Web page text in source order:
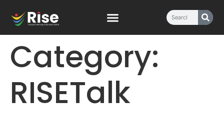
content
Category:
RISETalk